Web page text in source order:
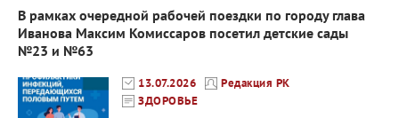
В рамках очередной рабочей поездки по городу глава
Иванова Максим Комиссаров посетил детские сады
№23 и №63
13.07.2026
Редакция РК
ЗДОРОВЬЕ